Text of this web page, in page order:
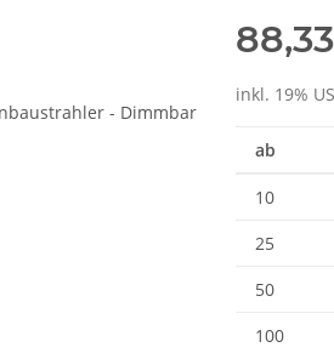
inkl. 19%
ab
10
25
50
100